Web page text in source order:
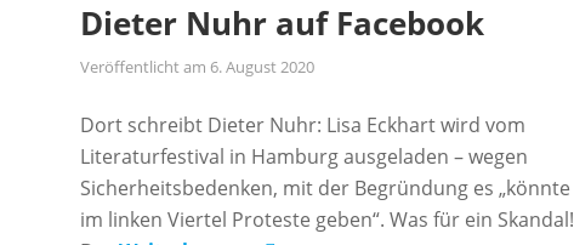
Dieter Nuhr auf Facebook
Veröffentlicht am 6. August 2020
Dort schreibt Dieter Nuhr: Lisa Eckhart wird vom
Literaturfestival in Hamburg ausgeladen – wegen
Sicherheitsbedenken, mit der Begründung es „könnte
im linken Viertel Proteste geben“. Was für ein Skandal!